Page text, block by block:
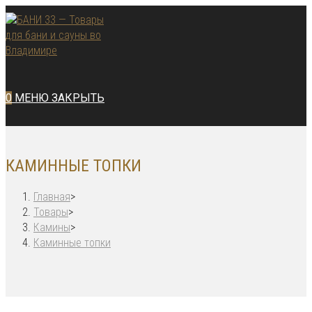
Перейти
к
содержимому
0 МЕНЮ ЗАКРЫТЬ
КАМИННЫЕ ТОПКИ
Главная>
Товары>
Камины>
Каминные топки